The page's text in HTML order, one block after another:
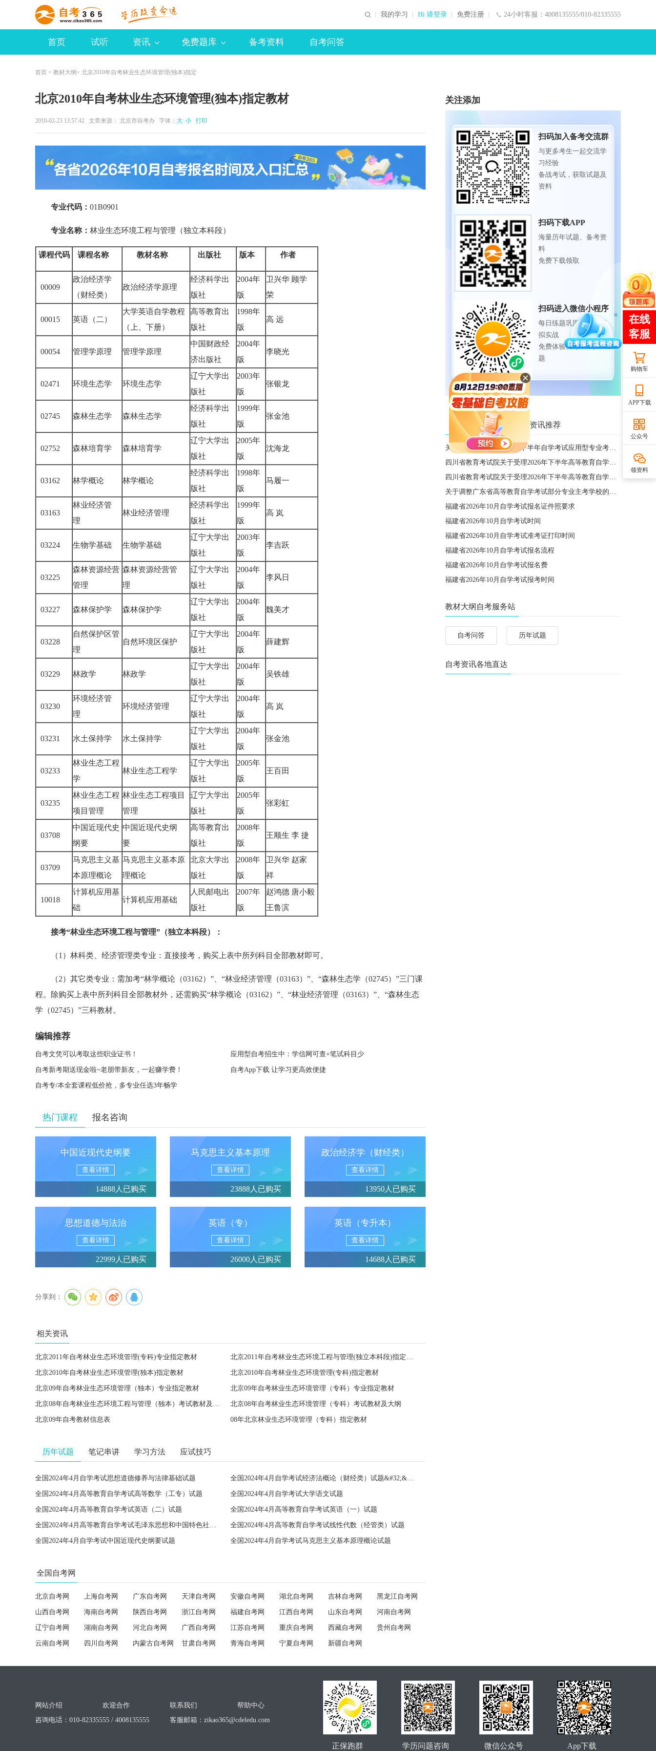
24小时客服：4008135555/010-82335555
我的学习 Hi 请登录 免费注册
首页 试听 资讯 免费题库 备考资料 自考问答
首页 > 教材大纲 > 北京2010年自考林业生态环境管理(独本)指定
北京2010年自考林业生态环境管理(独本)指定教材
2010-02-23 13:57:42 文章来源： 北京市自考办 字体： 大 小 打印
专业代码： 01B0901
专业名称： 林业生态环境工程与管理（独立本科段）
课程代码 课程名称 教材名称 出版社 版本 作者
00009
政治经济学
（财经类）
政治经济学原理
经济科学出
版社
2004年
版
卫兴华 顾学
荣
00015 英语（二）
大学英语自学教程
（上、下册）
高等教育出
版社
1998年
版
高 远
00054 管理学原理 管理学原理
中国财政经
济出版社
2004年
版
李晓光
02471 环境生态学 环境生态学
辽宁大学出
版社
2003年
版
张银龙
02745 森林生态学 森林生态学
经济科学出
版社
1999年
版
张金池
02752 森林培育学 森林培育学
辽宁大学出
版社
2005年
版
沈海龙
03162 林学概论 林学概论
经济科学出
版社
1998年
版
马履一
03163
林业经济管
理
林业经济管理
经济科学出
版社
1999年
版
高 岚
03224 生物学基础 生物学基础
辽宁大学出
版社
2003年
版
李吉跃
03225
森林资源经营
管理
森林资源经营管
理
辽宁大学出
版社
2004年
版
李风日
03227 森林保护学 森林保护学
辽宁大学出
版社
2004年
版
魏美才
03228
自然保护区管
理
自然环境区保护
辽宁大学出
版社
2004年
版
薛建辉
03229 林政学 林政学
辽宁大学出
版社
2004年
版
吴铁雄
03230
环境经济管
理
环境经济管理
辽宁大学出
版社
2004年
版
高 岚
03231 水土保持学 水土保持学
辽宁大学出
版社
2004年
版
张金池
03233
林业生态工程
学
林业生态工程学
辽宁大学出
版社
2005年
版
王百田
03235
林业生态工程
项目管理
林业生态工程项目
管理
辽宁大学出
版社
2005年
版
张彩虹
03708
中国近现代史
纲要
中国近现代史纲
要
高等教育出
版社
2008年
版
王顺生 李 捷
03709
马克思主义基
本原理概论
马克思主义基本原
理概论
北京大学出
版社
2008年
版
卫兴华 赵家
祥
10018
计算机应用基
础
计算机应用基础
人民邮电出
版社
2007年
版
赵鸿德 唐小毅
王鲁滨
接考“林业生态环境工程与管理”（独立本科段）：
（1）林科类、经济管理类专业：直接接考，购买上表中所列科目全部教材即可。
（2）其它类专业：需加考“林学概论（03162）”、“林业经济管理（03163）”、“森林生态学（02745）”三门课
程。除购买上表中所列科目全部教材外，还需购买“林学概论（03162）”、“林业经济管理（03163）”、“森林生态
学（02745）”三科教材。
编辑推荐
自考文凭可以考取这些职业证书！ 应用型自考招生中：学信网可查+笔试科目少
自考新考期送现金啦~老朋带新友，一起赚学费！ 自考App下载 让学习更高效便捷
自考专/本全套课程低价抢，多专业任选3年畅学
热门课程 报名咨询
中国近现代史纲要
查看详情
14888人已购买
马克思主义基本原理
查看详情
23888人已购买
政治经济学（财经类）
查看详情
13950人已购买
思想道德与法治
查看详情
22999人已购买
英语（专）
查看详情
26000人已购买
英语（专升本）
查看详情
14688人已购买
分享到：
相关资讯
北京2011年自考林业生态环境管理(专科)专业指定教材 北京2011年自考林业生态环境工程与管理(独立本科段)指定教材
北京2010年自考林业生态环境管理(独本)指定教材 北京2010年自考林业生态环境管理(专科)指定教材
北京09年自考林业生态环境管理（独本）专业指定教材 北京09年自考林业生态环境管理（专科）专业指定教材
北京08年自考林业生态环境工程与管理（独本）考试教材及大纲 北京08年自考林业生态环境管理（专科）考试教材及大纲
北京09年自考教材信息表 08年北京林业生态环境管理（专科）指定教材
历年试题 笔记串讲 学习方法 应试技巧
全国2024年4月自学考试思想道德修养与法律基础试题 全国2024年4月自学考试经济法概论（财经类）试题&#32;&#32;
全国2024年4月高等教育自学考试高等数学（工专）试题 全国2024年4月自学考试大学语文试题
全国2024年4月高等教育自学考试英语（二）试题 全国2024年4月高等教育自学考试英语（一）试题
全国2024年4月高等教育自学考试毛泽东思想和中国特色社会主义理论体系概论试题 全国2024年4月高等教育自学考试线性代数（经管类）试题
全国2024年4月自学考试中国近现代史纲要试题 全国2024年4月自学考试马克思主义基本原理概论试题
全国自考网
北京自考网 上海自考网 广东自考网 天津自考网 安徽自考网 湖北自考网 吉林自考网 黑龙江自考网
山西自考网 海南自考网 陕西自考网 浙江自考网 福建自考网 江西自考网 山东自考网 河南自考网
辽宁自考网 湖南自考网 河北自考网 广西自考网 江苏自考网 重庆自考网 西藏自考网 贵州自考网
云南自考网 四川自考网 内蒙古自考网 甘肃自考网 青海自考网 宁夏自考网 新疆自考网
关注添加
扫码加入备考交流群
与更多考生一起交流学
习经验
备战考试，获取试题及
资料
扫码下载APP
海量历年试题、备考资
料
免费下载领取
扫码进入微信小程序
每日练题巩固、考前模
拟实战
免费体验自考365海量试
题
最新资讯推荐 热门资讯推荐
关于西南财经大学2026年下半年自学考试应用型专业考籍更改办理的通知
四川省教育考试院关于受理2026年下半年高等教育自学考试省际转考申请的通告
四川省教育考试院关于受理2026年下半年高等教育自学考试考籍更改申请的通告
关于调整广东省高等教育自学考试部分专业主考学校的通知
福建省2026年10月自学考试报名证件照要求
福建省2026年10月自学考试时间
福建省2026年10月自学考试准考证打印时间
福建省2026年10月自学考试报名流程
福建省2026年10月自学考试报名费
福建省2026年10月自学考试报考时间
教材大纲自考服务站
自考问答 历年试题
自考资讯各地直达
购物车
APP下载
公众号
领资料
网站介绍 欢迎合作 联系我们
帮助中心
咨询电话：010-82335555 / 4008135555
客服邮箱： zikao365@cdeledu.com
App下载
微信公众号
学历问题咨询
正保跑群